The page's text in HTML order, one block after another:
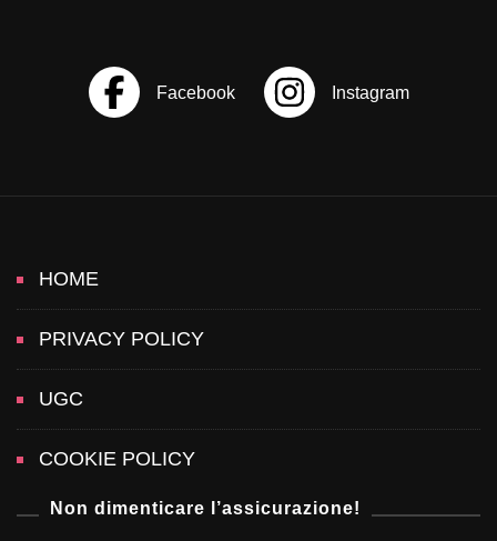
g
a
t
i
o
n
HOME
PRIVACY POLICY
UGC
COOKIE POLICY
Non dimenticare l’assicurazione!